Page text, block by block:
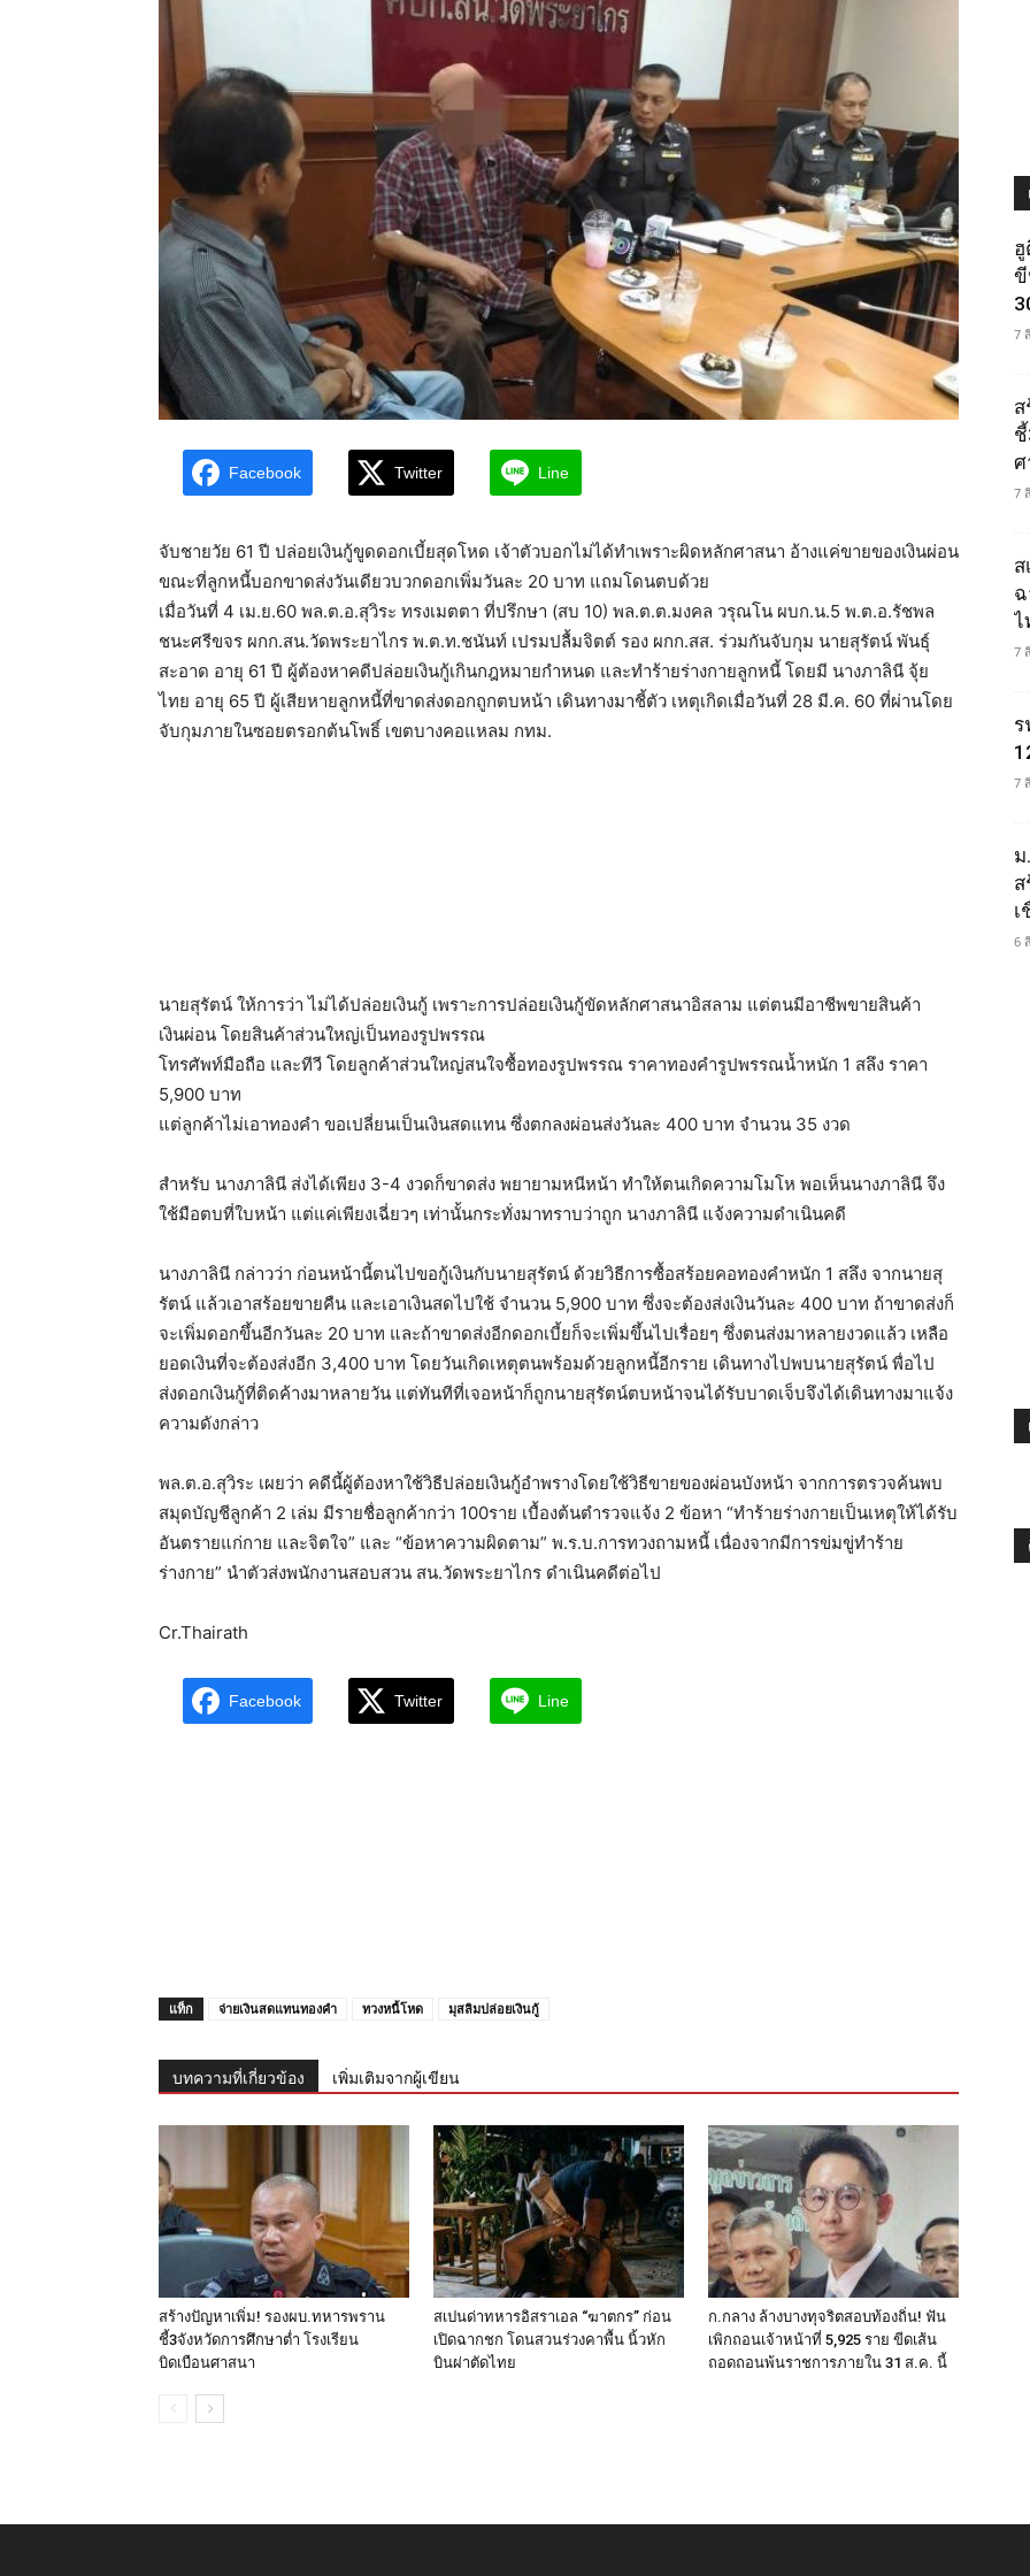
Facebook Twitter Line
จับชายวัย 61 ปี ปล่อยเงินกู้ขูดดอกเบี้ยสุดโหด เจ้าตัวบอกไม่ได้ทำเพราะผิดหลักศาสนา อ้างแค่ขายของเงินผ่อน
ขณะที่ลูกหนี้บอกขาดส่งวันเดียวบวกดอกเพิ่มวันละ 20 บาท แถมโดนตบด้วย
เมื่อวันที่ 4 เม.ย.60 พล.ต.อ.สุวิระ ทรงเมตตา ที่ปรึกษา (สบ 10) พล.ต.ต.มงคล วรุณโน ผบก.น.5 พ.ต.อ.รัชพล
ชนะศรีขจร ผกก.สน.วัดพระยาไกร พ.ต.ท.ชนันท์ เปรมปลื้มจิตต์ รอง ผกก.สส. ร่วมกันจับกุม นายสุรัตน์ พันธุ์
สะอาด อายุ 61 ปี ผู้ต้องหาคดีปล่อยเงินกู้เกินกฎหมายกำหนด และทำร้ายร่างกายลูกหนี้ โดยมี นางภาลินี จุ้ย
ไทย อายุ 65 ปี ผู้เสียหายลูกหนี้ที่ขาดส่งดอกถูกตบหน้า เดินทางมาชี้ตัว เหตุเกิดเมื่อวันที่ 28 มี.ค. 60 ที่ผ่านโดย
จับกุมภายในซอยตรอกต้นโพธิ์ เขตบางคอแหลม กทม.
นายสุรัตน์ ให้การว่า ไม่ได้ปล่อยเงินกู้ เพราะการปล่อยเงินกู้ขัดหลักศาสนาอิสลาม แต่ตนมีอาชีพขายสินค้า
เงินผ่อน โดยสินค้าส่วนใหญ่เป็นทองรูปพรรณ
โทรศัพท์มือถือ และทีวี โดยลูกค้าส่วนใหญ่สนใจซื้อทองรูปพรรณ ราคาทองคำรูปพรรณน้ำหนัก 1 สลึง ราคา
5,900 บาท
แต่ลูกค้าไม่เอาทองคำ ขอเปลี่ยนเป็นเงินสดแทน ซึ่งตกลงผ่อนส่งวันละ 400 บาท จำนวน 35 งวด
สำหรับ นางภาลินี ส่งได้เพียง 3-4 งวดก็ขาดส่ง พยายามหนีหน้า ทำให้ตนเกิดความโมโห พอเห็นนางภาลินี จึง
ใช้มือตบที่ใบหน้า แต่แค่เพียงเฉี่ยวๆ เท่านั้นกระทั่งมาทราบว่าถูก นางภาลินี แจ้งความดำเนินคดี
นางภาลินี กล่าวว่า ก่อนหน้านี้ตนไปขอกู้เงินกับนายสุรัตน์ ด้วยวิธีการซื้อสร้อยคอทองคำหนัก 1 สลึง จากนายสุ
รัตน์ แล้วเอาสร้อยขายคืน และเอาเงินสดไปใช้ จำนวน 5,900 บาท ซึ่งจะต้องส่งเงินวันละ 400 บาท ถ้าขาดส่งก็
จะเพิ่มดอกขึ้นอีกวันละ 20 บาท และถ้าขาดส่งอีกดอกเบี้ยก็จะเพิ่มขึ้นไปเรื่อยๆ ซึ่งตนส่งมาหลายงวดแล้ว เหลือ
ยอดเงินที่จะต้องส่งอีก 3,400 บาท โดยวันเกิดเหตุตนพร้อมด้วยลูกหนี้อีกราย เดินทางไปพบนายสุรัตน์ พื่อไป
ส่งดอกเงินกู้ที่ติดค้างมาหลายวัน แต่ทันทีที่เจอหน้าก็ถูกนายสุรัตน์ตบหน้าจนได้รับบาดเจ็บจึงได้เดินทางมาแจ้ง
ความดังกล่าว
พล.ต.อ.สุวิระ เผยว่า คดีนี้ผู้ต้องหาใช้วิธีปล่อยเงินกู้อำพรางโดยใช้วิธีขายของผ่อนบังหน้า จากการตรวจค้นพบ
สมุดบัญชีลูกค้า 2 เล่ม มีรายชื่อลูกค้ากว่า 100ราย เบื้องต้นตำรวจแจ้ง 2 ข้อหา “ทำร้ายร่างกายเป็นเหตุให้ได้รับ
อันตรายแก่กาย และจิตใจ” และ “ข้อหาความผิดตาม” พ.ร.บ.การทวงถามหนี้ เนื่องจากมีการข่มขู่ทำร้าย
ร่างกาย” นำตัวส่งพนักงานสอบสวน สน.วัดพระยาไกร ดำเนินคดีต่อไป
Cr.Thairath
Facebook Twitter Line
แท็ก จ่ายเงินสดแทนทองคำ ทวงหนี้โหด มุสลิมปล่อยเงินกู้
บทความที่เกี่ยวข้อง เพิ่มเติมจากผู้เขียน
สร้างปัญหาเพิ่ม! รองผบ.ทหารพราน
ชี้3จังหวัดการศึกษาต่ำ โรงเรียน
บิดเบือนศาสนา
สเปนด่าทหารอิสราเอล “ฆาตกร” ก่อน
เปิดฉากชก โดนสวนร่วงคาพื้น นิ้วหัก
บินผ่าตัดไทย
ก.กลาง ล้างบางทุจริตสอบท้องถิ่น! ฟัน
เพิกถอนเจ้าหน้าที่ 5,925 ราย ขีดเส้น
ถอดถอนพ้นราชการภายใน 31 ส.ค. นี้
ขี
7
ศ
7
ส
ไ
7
7
6